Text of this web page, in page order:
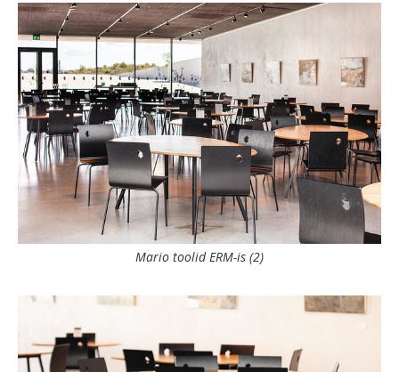
Mario toolid ERM-is (2)